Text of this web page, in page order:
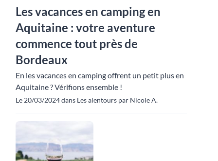
Les vacances en camping en
Aquitaine : votre aventure
commence tout près de
Bordeaux
En les vacances en camping offrent un petit plus en
Aquitaine ? Vérifions ensemble !
Le 20/03/2024 dans Les alentours par Nicole A.